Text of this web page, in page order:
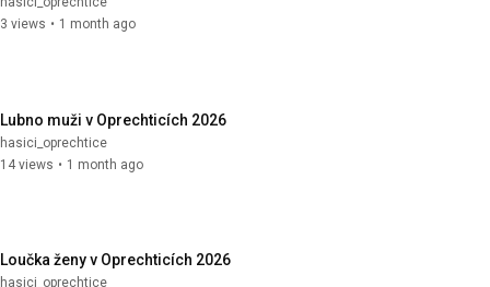
3 views • 1 month ago
Lubno muži v Oprechticích 2026
hasici_oprechtice
14 views • 1 month ago
Loučka ženy v Oprechticích 2026
hasici_oprechtice